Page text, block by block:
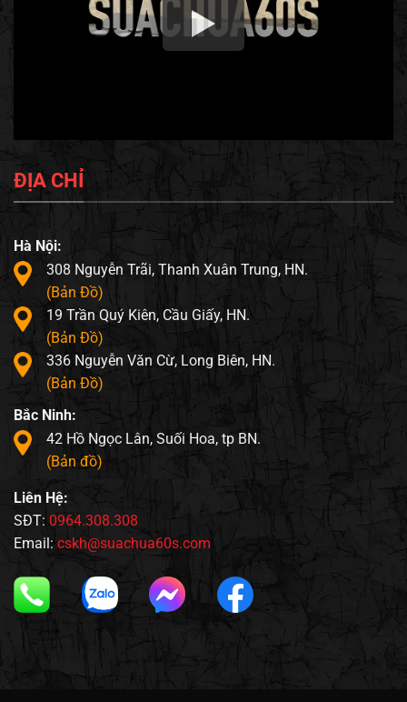
ĐỊA CHỈ
Hà Nội:
308 Nguyễn Trãi, Thanh Xuân Trung, HN.
(Bản Đồ)
19 Trần Quý Kiên, Cầu Giấy, HN.
(Bản Đồ)
336 Nguyễn Văn Cừ, Long Biên, HN.
(Bản Đồ)
Bắc Ninh:
42 Hồ Ngọc Lân, Suối Hoa, tp BN.
(Bản đồ)
Liên Hệ:
SĐT: 0964.308.308
Email: cskh@suachua60s.com